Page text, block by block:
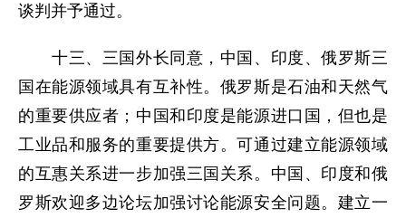
谈判并予通过。
十三、三国外长同意，中国、印度、俄罗斯三
国在能源领域具有互补性。俄罗斯是石油和天然气
的重要供应者；中国和印度是能源进口国，但也是
工业品和服务的重要提供方。可通过建立能源领域
的互惠关系进一步加强三国关系。中国、印度和俄
罗斯欢迎多边论坛加强讨论能源安全问题。建立一